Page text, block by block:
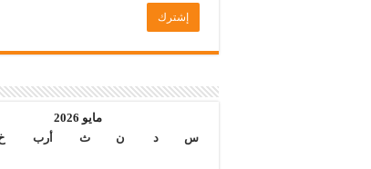
مايو 2026
س
د ن ث أرب